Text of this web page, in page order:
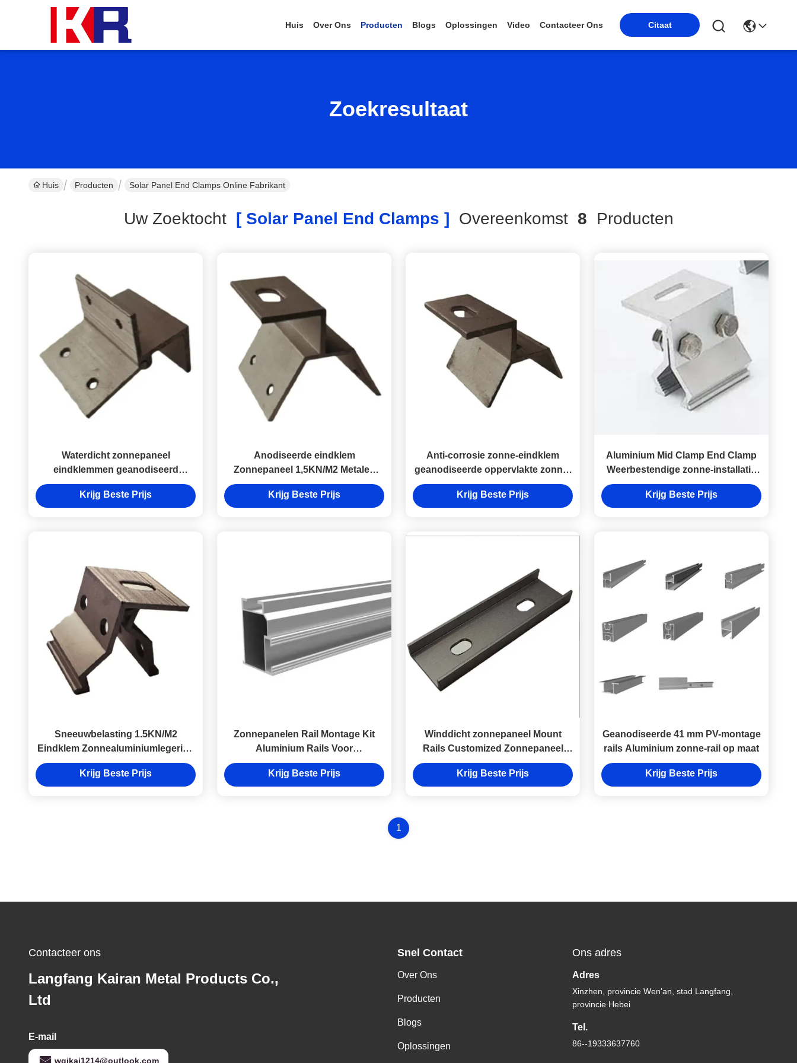
Huis Over Ons Producten Blogs Oplossingen Video Contacteer Ons Citaat
Zoekresultaat
Huis Producten Solar Panel End Clamps Online Fabrikant
Uw Zoektocht[ Solar Panel End Clamps ] Overeenkomst 8 Producten
Waterdicht zonnepaneel
eindklemmen geanodiseerd
zonnepaneel metalen dakklemmen
Krijg Beste Prijs
Anodiseerde eindklem
Zonnepaneel 1,5KN/M2 Metalen
dakklemmen Zonnepaneel
Krijg Beste Prijs
Anti-corrosie zonne-eindklem
geanodiseerde oppervlakte zonne-
rail montage klemmen
Krijg Beste Prijs
Aluminium Mid Clamp End Clamp
Weerbestendige zonne-installatie
klemmen
Krijg Beste Prijs
Sneeuwbelasting 1.5KN/M2
Eindklem Zonnealuminiumlegering
Pv-module-klemmen
Krijg Beste Prijs
Zonnepanelen Rail Montage Kit
Aluminium Rails Voor
Zonnepanelen
Krijg Beste Prijs
Winddicht zonnepaneel Mount
Rails Customized Zonnepaneel
Aluminium Rail
Krijg Beste Prijs
Geanodiseerde 41 mm PV-montage
rails Aluminium zonne-rail op maat
Krijg Beste Prijs
1
Contacteer ons
Langfang Kairan Metal Products Co.,
Ltd
E-mail
wqikai1214@outlook.com
Snel Contact
Over Ons
Producten
Blogs
Oplossingen
Ons adres
Adres
Xinzhen, provincie Wen'an, stad Langfang,
provincie Hebei
Tel.
86--19333637760